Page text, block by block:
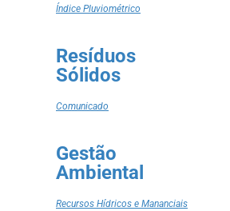
Índice Pluviométrico
Resíduos
Sólidos
Comunicado
Gestão
Ambiental
Recursos Hídricos e Mananciais